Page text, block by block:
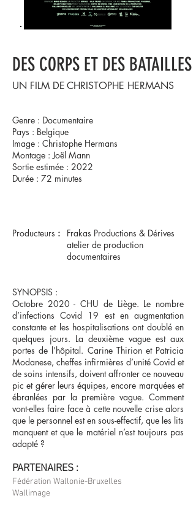
DES CORPS ET DES BATAILLES
CHRISTOPHE HERMANS
UN FILM DE
Genre : Documentaire
Pays : Belgique
Image : Christophe Hermans
Montage : Joël Mann
Sortie estimée : 2022
Durée : 72 minutes
Producteurs :
Frakas Productions & Dérives
atelier de production
documentaires
SYNOPSIS :
Octobre 2020 - CHU de Liège. Le nombre
d’infections Covid 19 est en augmentation
constante et les hospitalisations ont doublé en
quelques jours. La deuxième vague est aux
portes de l’hôpital. Carine Thirion et Patricia
Modanese, cheffes infirmières d’unité Covid et
de soins intensifs, doivent affronter ce nouveau
pic et gérer leurs équipes, encore marquées et
ébranlées par la première vague. Comment
vont-elles faire face à cette nouvelle crise alors
que le personnel est en sous-effectif, que les lits
manquent et que le matériel n’est toujours pas
adapté ?
PARTENAIRES :
Fédération Wallonie-Bruxelles
Wallimage